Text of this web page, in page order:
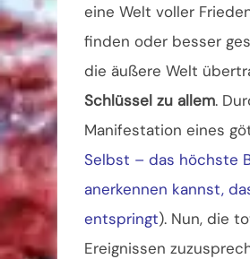
eine Welt voller
finden oder besser
die äußere Welt
Schlüssel zu allem.
Manifestation eines
Selbst – das höchste
anerkennen kannst,
entspringt). Nun, die
Ereignissen